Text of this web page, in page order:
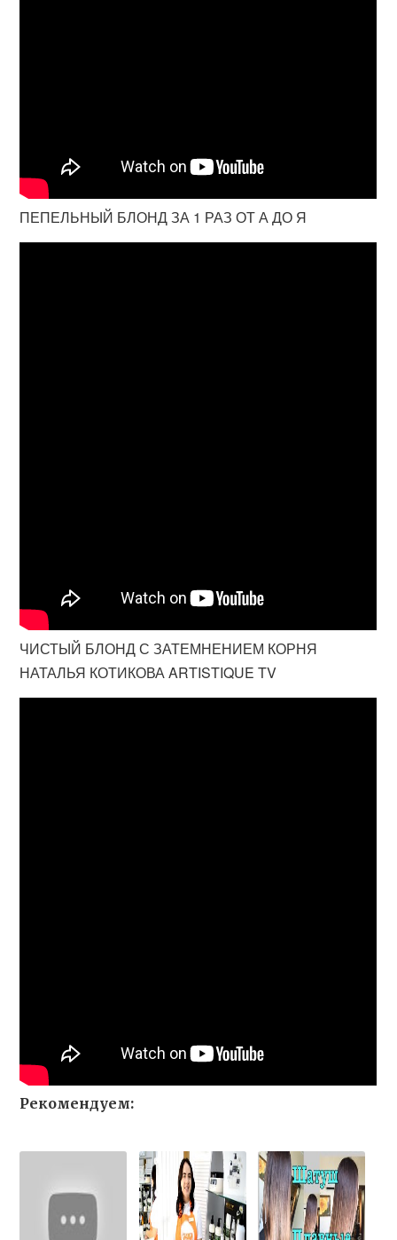
ПЕПЕЛЬНЫЙ БЛОНД ЗА 1 РАЗ ОТ А ДО Я
ЧИСТЫЙ БЛОНД С ЗАТЕМНЕНИЕМ КОРНЯ
НАТАЛЬЯ КОТИКОВА ARTISTIQUE TV
Рекомендуем: